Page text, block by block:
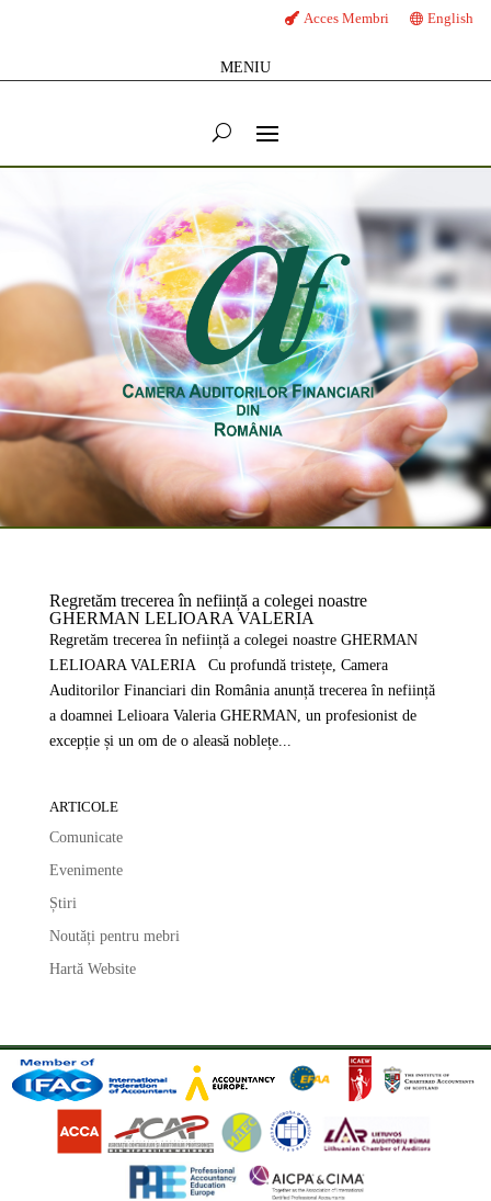
Acces Membri English
MENIU
Regretăm trecerea în neființă a colegei noastre
GHERMAN LELIOARA VALERIA
Regretăm trecerea în neființă a colegei noastre GHERMAN
LELIOARA VALERIA Cu profundă tristețe, Camera
Auditorilor Financiari din România anunță trecerea în neființă
a doamnei Lelioara Valeria GHERMAN, un profesionist de
excepție și un om de o aleasă noblețe...
ARTICOLE
Comunicate
Evenimente
Știri
Noutăți pentru mebri
Hartă Website